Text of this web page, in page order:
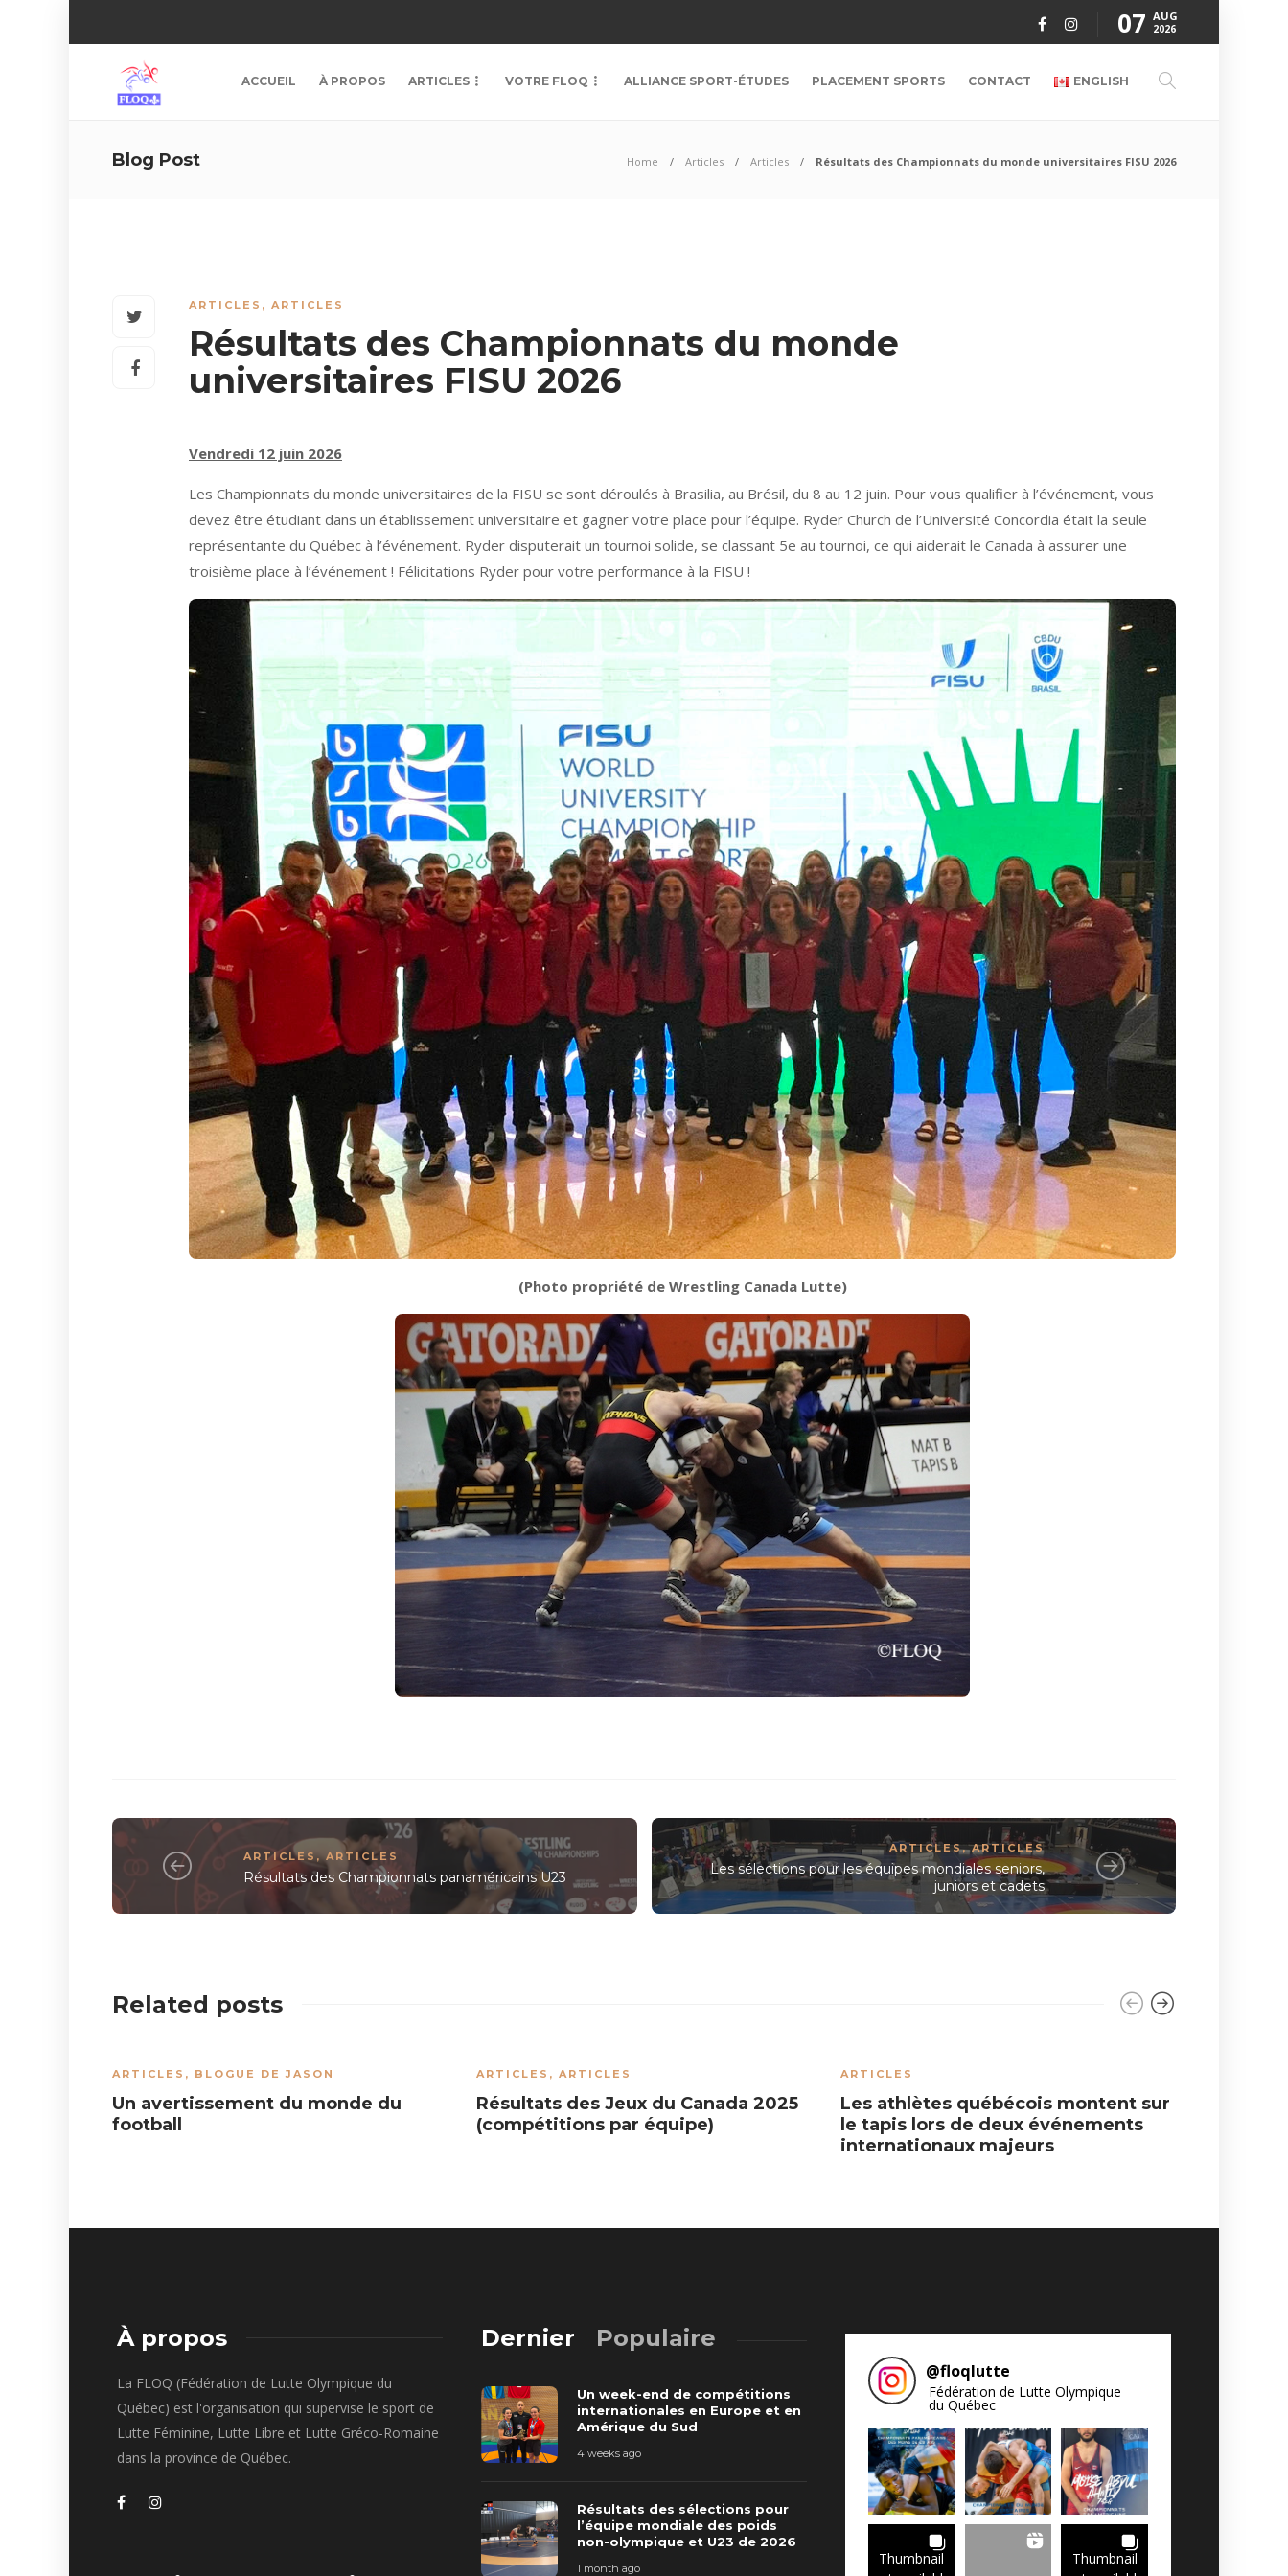
07 AUG
2026
ACCUEIL À PROPOS ARTICLES VOTRE FLOQ ALLIANCE SPORT-ÉTUDES PLACEMENT SPORTS CONTACT ENGLISH
Blog Post Home Articles Articles Résultats des Championnats du monde universitaires FISU 2026
ARTICLES , ARTICLES
Résultats des Championnats du monde
universitaires FISU 2026
Vendredi 12 juin 2026
Les Championnats du monde universitaires de la FISU se sont déroulés à Brasilia, au Brésil, du 8 au 12 juin. Pour vous qualifier à l’événement, vous
devez être étudiant dans un établissement universitaire et gagner votre place pour l’équipe. Ryder Church de l’Université Concordia était la seule
représentante du Québec à l’événement. Ryder disputerait un tournoi solide, se classant 5e au tournoi, ce qui aiderait le Canada à assurer une
troisième place à l’événement ! Félicitations Ryder pour votre performance à la FISU !
(Photo propriété de Wrestling Canada Lutte)
ARTICLES,ARTICLES
Résultats des Championnats panaméricains U23
ARTICLES,ARTICLES
Les sélections pour les équipes mondiales seniors,
juniors et cadets
Related posts
ARTICLES , BLOGUE DE JASON
Un avertissement du monde du
football
ARTICLES , ARTICLES
Résultats des Jeux du Canada 2025
(compétitions par équipe)
ARTICLES
Les athlètes québécois montent sur
le tapis lors de deux événements
internationaux majeurs
À propos
La FLOQ (Fédération de Lutte Olympique du
Québec) est l'organisation qui supervise le sport de
Lutte Féminine, Lutte Libre et Lutte Gréco-Romaine
dans la province de Québec.
Dernier Populaire
Un week-end de compétitions
internationales en Europe et en
Amérique du Sud
4 weeks ago
Résultats des sélections pour
l’équipe mondiale des poids
non-olympique et U23 de 2026
1 month ago
@floqlutte
Fédération de Lutte Olympique
du Québec
Thumbnail
Thumbnail